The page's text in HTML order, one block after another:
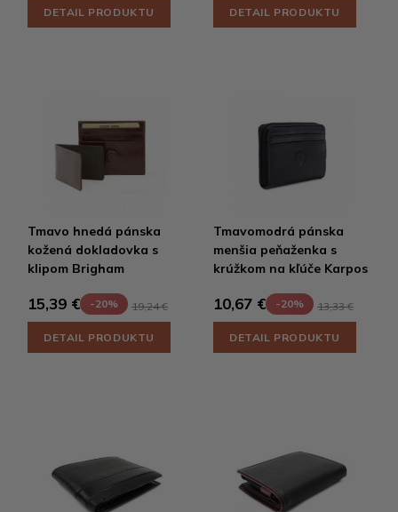
DETAIL PRODUKTU DETAIL PRODUKTU
Tmavo hnedá pánska
kožená dokladovka s
klipom Brigham
15,39 € -20% 19,24 €
DETAIL PRODUKTU
Tmavomodrá pánska
menšia peňaženka s
krúžkom na kľúče Karpos
10,67 € -20% 13,33 €
DETAIL PRODUKTU